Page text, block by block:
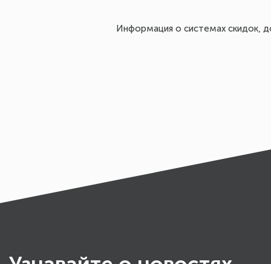
Информация о системах скидок,